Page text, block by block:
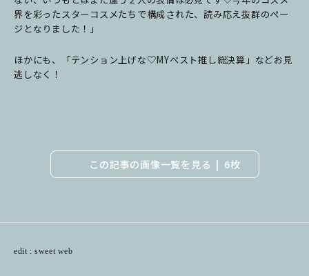
界を彩ったスターコスメたちで構成された、読み応え抜群のペー
ジとなりました！」
ほかにも、「テンション上げな♡MYベスト推し総決算」 などお見
逃しなく！
この記事の画像一覧を見る 6枚
edit : sweet web